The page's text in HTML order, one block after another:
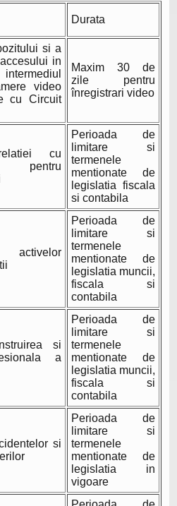
Durata
si a
in
video
cu Circuit
Maxim 30 de
zile pentru
înregistrari video
cu
pentru
Perioada de
limitare si
termenele
mentionate de
legislatia fiscala
si contabila
activelor
Perioada de
limitare si
termenele
mentionate de
legislatia muncii,
fiscala si
contabila
si
a
Perioada de
limitare si
termenele
mentionate de
legislatia muncii,
fiscala si
contabila
si
Perioada de
limitare si
termenele
mentionate de
legislatia in
vigoare